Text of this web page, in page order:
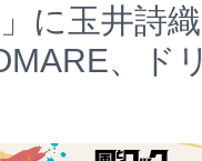
に玉井詩
、ド